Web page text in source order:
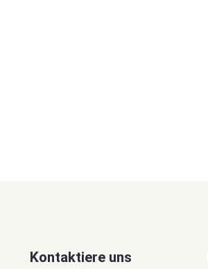
Kontaktiere uns